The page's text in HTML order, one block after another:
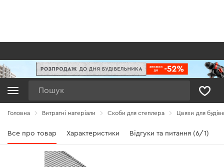
Головна Витратні матеріали Скоби для степлера Цвяхи для
Все про товар Характеристики Відгуки та питання (6/1)